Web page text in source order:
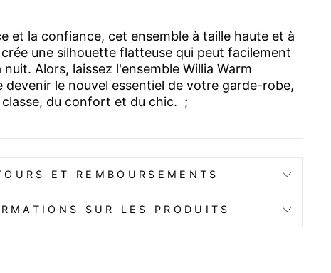
et la confiance, cet ensemble à taille haute et à
une silhouette flatteuse qui peut facilement
nuit. Alors, laissez l'ensemble Willia Warm
devenir le nouvel essentiel de votre garde-robe,
du confort et du chic. ;
ET REMBOURSEMENTS
SUR LES PRODUITS